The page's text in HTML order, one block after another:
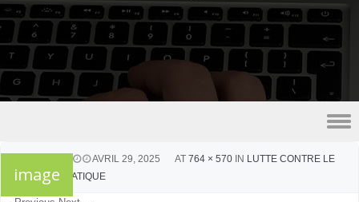
Skip to content
image
AVRIL 29, 2025 AT 764 × 570 IN LUTTE CONTRE LE
FRELON ASIATIQUE